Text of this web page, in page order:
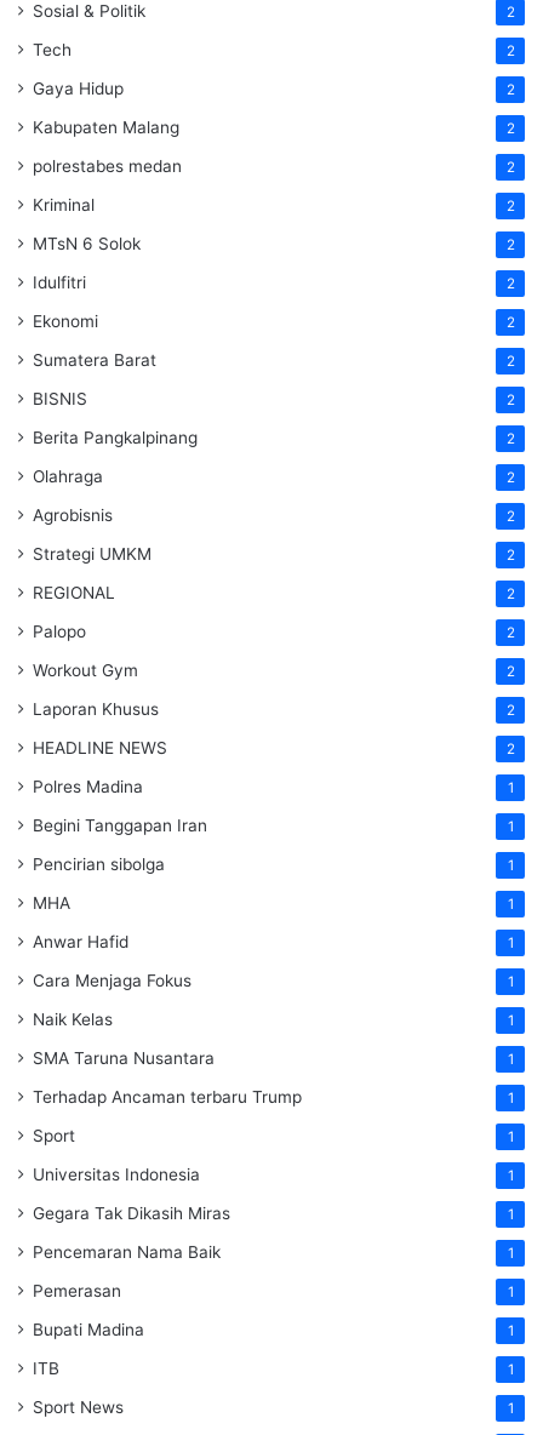
Sosial & Politik 2
Tech 2
Gaya Hidup 2
Kabupaten Malang 2
polrestabes medan 2
Kriminal 2
MTsN 6 Solok 2
Idulfitri 2
Ekonomi 2
Sumatera Barat 2
BISNIS 2
Berita Pangkalpinang 2
Olahraga 2
Agrobisnis 2
Strategi UMKM 2
REGIONAL 2
Palopo 2
Workout Gym 2
Laporan Khusus 2
HEADLINE NEWS 2
Polres Madina 1
Begini Tanggapan Iran 1
Pencirian sibolga 1
MHA 1
Anwar Hafid 1
Cara Menjaga Fokus 1
Naik Kelas 1
SMA Taruna Nusantara 1
Terhadap Ancaman terbaru Trump 1
Sport 1
Universitas Indonesia 1
Gegara Tak Dikasih Miras 1
Pencemaran Nama Baik 1
Pemerasan 1
Bupati Madina 1
ITB 1
Sport News 1